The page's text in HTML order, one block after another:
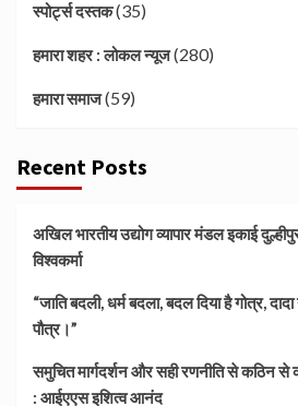
स्पोर्ट्स दस्तक(35)
हमारा शहर : लोकल न्यूज(280)
हमारा समाज(59)
Recent Posts
अखिल भारतीय उद्योग व्यापार मंडल इकाई
विश्वकर्मा
“जाति बदली, धर्म बदला, बदल दिया है गोत्र,
पौत्र।”
समुचित मार्गदर्शन और सही रणनीति से कठिन से
: आईएएस इशित्व आनंद